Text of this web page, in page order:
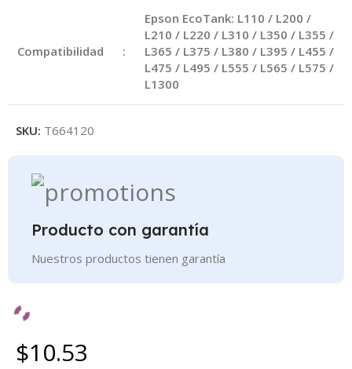
Compatibilidad :
Epson EcoTank: L110 / L200 /
L210 / L220 / L310 / L350 / L355 /
L365 / L375 / L380 / L395 / L455 /
L475 / L495 / L555 / L565 / L575 /
L1300
SKU: T664120
Producto con garantía
Nuestros productos tienen garantía
$10.53